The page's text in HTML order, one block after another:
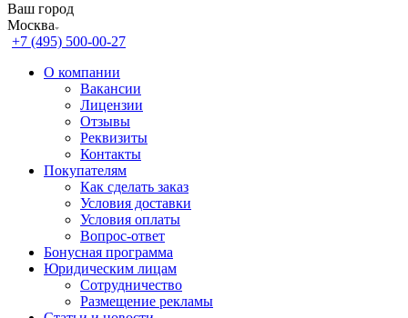
Ваш город
Москва
+7 (495) 500-00-27
О компании
Вакансии
Лицензии
Отзывы
Реквизиты
Контакты
Покупателям
Как сделать заказ
Условия доставки
Условия оплаты
Вопрос-ответ
Бонусная программа
Юридическим лицам
Сотрудничество
Размещение рекламы